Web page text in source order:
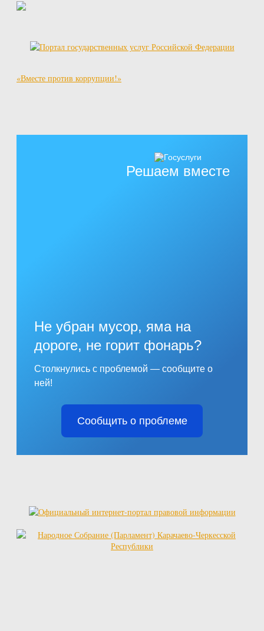
«Вместе против коррупции!»
Решаем вместе
Не убран мусор, яма на
дороге, не горит фонарь?
Столкнулись с проблемой — сообщите о
ней!
Сообщить о проблеме